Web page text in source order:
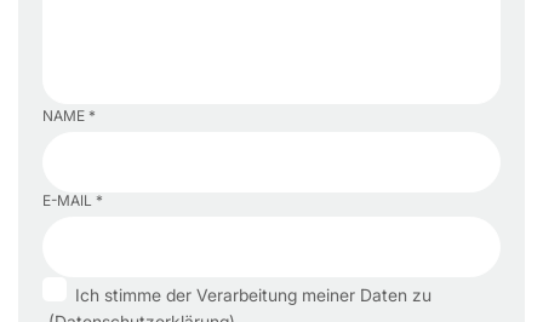
NAME *
E-MAIL *
Ich stimme der Verarbeitung meiner Daten zu